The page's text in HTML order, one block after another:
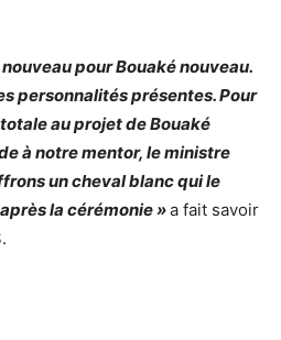
pour Bouaké nouveau.
personnalités présentes. Pour
au projet de Bouaké
à notre mentor, le ministre
un cheval blanc qui le
la cérémonie »a fait savoir